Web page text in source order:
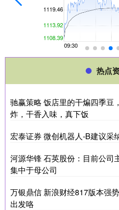
热点
驰赢策略 饭店里的干煸四季豆
炸，干香入味，真下饭
宏泰证券 微创机器人-B建议采
河源华锋 石英股份：目前公司
集中于母公司
万银鼎信 新浪财经817版本强
出发咯